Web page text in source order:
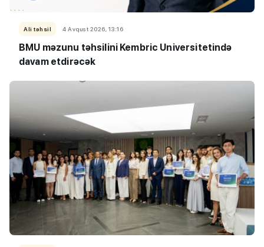
Ali təhsil 4 Avqust 2026, 13:16
BMU məzunu təhsilini Kembric Universitetində
davam etdirəcək